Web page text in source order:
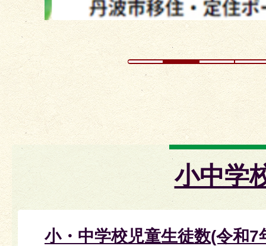
小中学
小・中学校児童生徒数(令和7